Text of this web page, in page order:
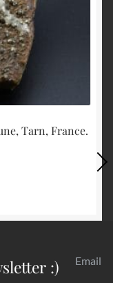
Tarn, France.
:) Email